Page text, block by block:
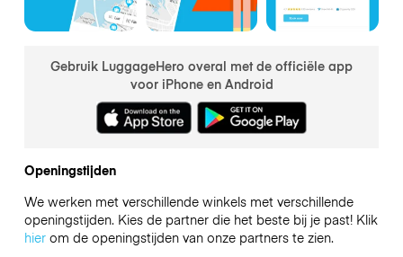
Gebruik LuggageHero overal met de officiële app
voor iPhone en Android
Openingstijden
We werken met verschillende winkels met verschillende
openingstijden. Kies de partner die het beste bij je past! Klik
hierom de openingstijden van onze partners te zien.